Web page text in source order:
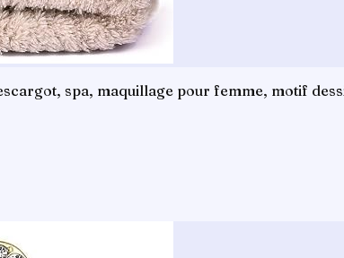
spa, maquillage pour femme, motif